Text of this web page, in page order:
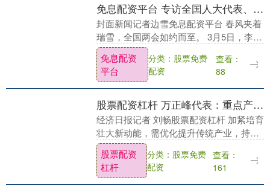
免息配资平台 专访全国人大代表、本源量子首席科学家郭国平：量子科技自立自强｜代表在这里
封面新闻记者边雪免息配资平台 春风夹着
瑞雪，全国两会如约而至。 3月5日，李强
总理向十四届全国人大四次会议作政府工
作报告。值得注意的是，量子科技作为未
来产业的重....
免息配资
平台
分类：股票免费
配资
查看：
88
股票配资杠杆 万正峰代表：重点产业向新向智
经济日报记者 刘畅股票配资杠杆 加紧培育
壮大新动能，需优化提升传统产业，持续
推进重点产业提质升级，实施新一轮制造
业重点产业链高质量发展行动。全国人大
代表、河南省....
股票配资
杠杆
分类：股票免费
配资
查看：
161